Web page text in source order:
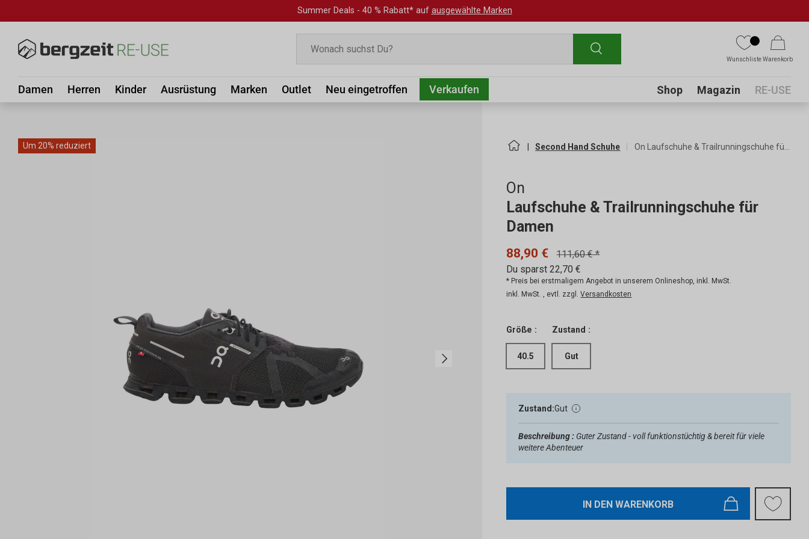
Summer Deals - 40 % Rabatt* auf ausgewählte Marken
Suchen
WunschlisteWarenkorb
Damen Herren Kinder Ausrüstung Marken Outlet Neu eingetroffen Verkaufen Submenu
Shop Magazin RE-USE
Um 20% reduziert
Nächste
Second Hand Schuhe
On
Laufschuhe & Trailrunningschuhe für
Damen
88,90 €
111,60 € *
Du sparst 22,70 €
* Preis bei erstmaligem Angebot in unserem Onlineshop, inkl. MwSt.
inkl. MwSt. , evtl. zzgl.Versandkosten
Größe :
40.5
Zustand :
Gut
Zustand:Gut
Beschreibung : Guter Zustand - voll funktionstüchtig & bereit für viele
weitere Abenteuer
IN DEN WARENKORB